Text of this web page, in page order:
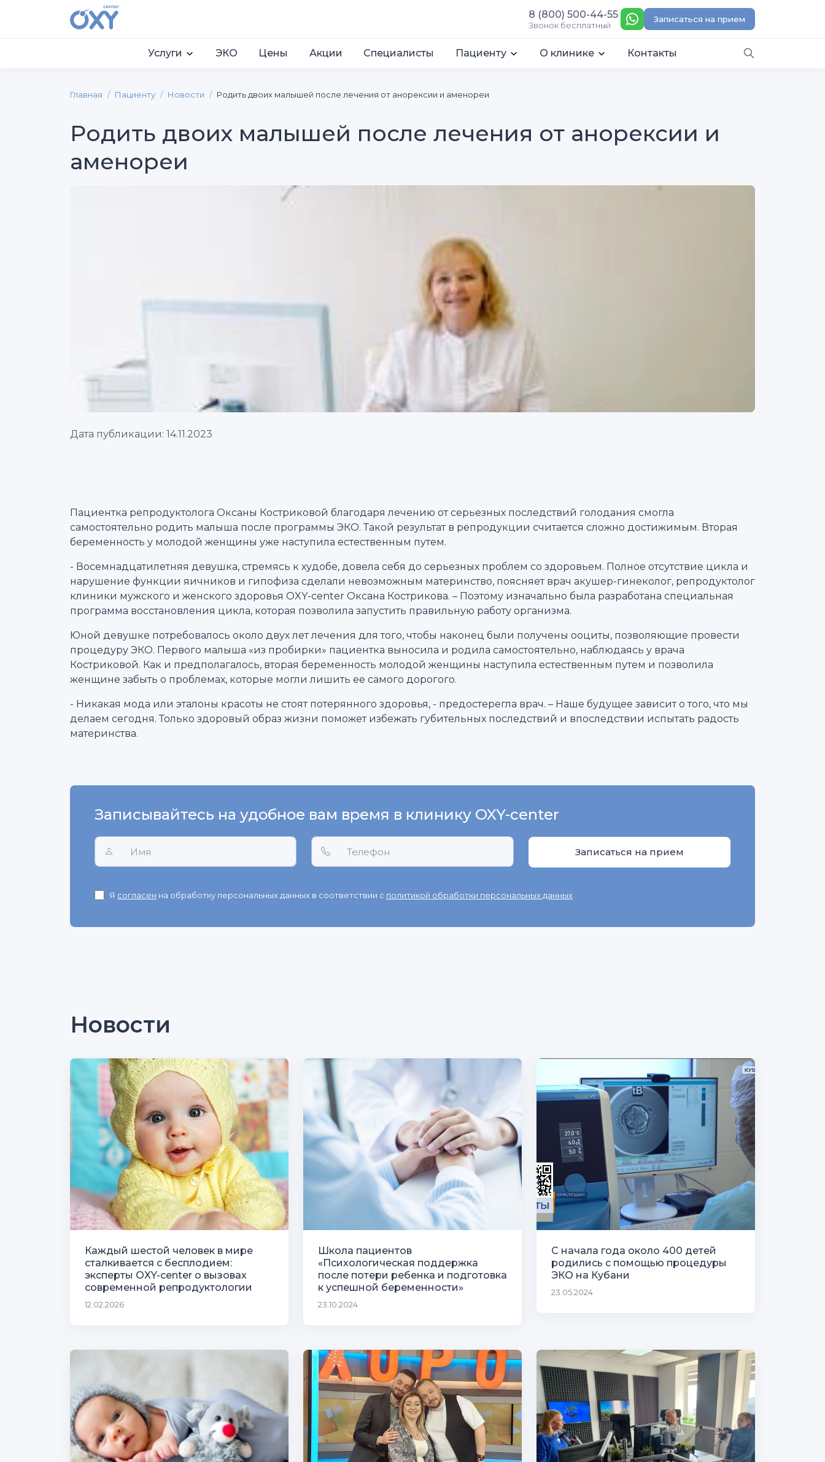
8 (800) 500-44-55
Звонок бесплатный
Записаться на прием
Услуги ЭКО Цены Акции Специалисты Пациенту О клинике Контакты
Главная Пациенту Новости Родить двоих малышей после лечения от анорексии и аменореи
Родить двоих малышей после лечения от анорексии и
аменореи
Дата публикации: 14.11.2023
Пациентка репродуктолога Оксаны Костриковой благодаря лечению от серьезных последствий голодания смогла
самостоятельно родить малыша после программы ЭКО. Такой результат в репродукции считается сложно достижимым. Вторая
беременность у молодой женщины уже наступила естественным путем.
- Восемнадцатилетняя девушка, стремясь к худобе, довела себя до серьезных проблем со здоровьем. Полное отсутствие цикла и
нарушение функции яичников и гипофиза сделали невозможным материнство, поясняет врач акушер-гинеколог, репродуктолог
клиники мужского и женского здоровья OXY-center Оксана Кострикова. – Поэтому изначально была разработана специальная
программа восстановления цикла, которая позволила запустить правильную работу организма.
Юной девушке потребовалось около двух лет лечения для того, чтобы наконец были получены ооциты, позволяющие провести
процедуру ЭКО. Первого малыша «из пробирки» пациентка выносила и родила самостоятельно, наблюдаясь у врача
Костриковой. Как и предполагалось, вторая беременность молодой женщины наступила естественным путем и позволила
женщине забыть о проблемах, которые могли лишить ее самого дорогого.
- Никакая мода или эталоны красоты не стоят потерянного здоровья, - предостерегла врач. – Наше будущее зависит о того, что мы
делаем сегодня. Только здоровый образ жизни поможет избежать губительных последствий и впоследствии испытать радость
материнства.
Записывайтесь на удобное вам время в клинику OXY-center
Я согласен на обработку персональных данных в соответствии с политикой обработки персональных данных
Новости
Каждый шестой человек в мире
сталкивается с бесплодием:
эксперты OXY-center о вызовах
современной репродуктологии
12.02.2026
Школа пациентов
«Психологическая поддержка
после потери ребенка и подготовка
к успешной беременности»
23.10.2024
С начала года около 400 детей
родились с помощью процедуры
ЭКО на Кубани
23.05.2024